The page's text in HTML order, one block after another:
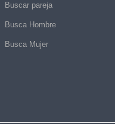
Buscar pareja
Busca Hombre
Busca Mujer